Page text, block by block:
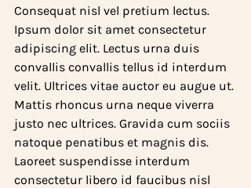
Consequat nisl vel pretium lectus.
Ipsum dolor sit amet consectetur
adipiscing elit. Lectus urna duis
convallis convallis tellus id interdum
velit. Ultrices vitae auctor eu augue ut.
Mattis rhoncus urna neque viverra
justo nec ultrices. Gravida cum sociis
natoque penatibus et magnis dis.
Laoreet suspendisse interdum
consectetur libero id faucibus nisl